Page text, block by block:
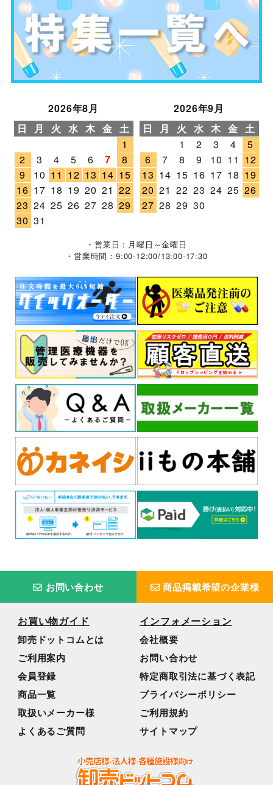
2026年8月
日
月 火 水 木 金 土
1
2
3 4 5 6 7
8
9
10 11 12 13 14 15
16 17 18 19 20 21 22
23 24 25 26 27 28 29
30 31
2026年9月
日
月 火 水 木 金 土
1
2 3 4
5
6
7 8 9 10 11 12
13 14 15 16 17 18 19
20 21 22 23 24 25 26
27 28 29 30
・営業日：月曜日～金曜日
・営業時間：9:00-12:00/13:00-17:30
お問い合わせ 商品掲載希望の企業様
お買い物ガイド
卸売ドットコムとは
ご利用案内
会員登録
商品一覧
取扱いメーカー様
よくあるご質問
インフォメーション
会社概要
お問い合わせ
特定商取引法に基づく表記
プライバシーポリシー
ご利用規約
サイトマップ